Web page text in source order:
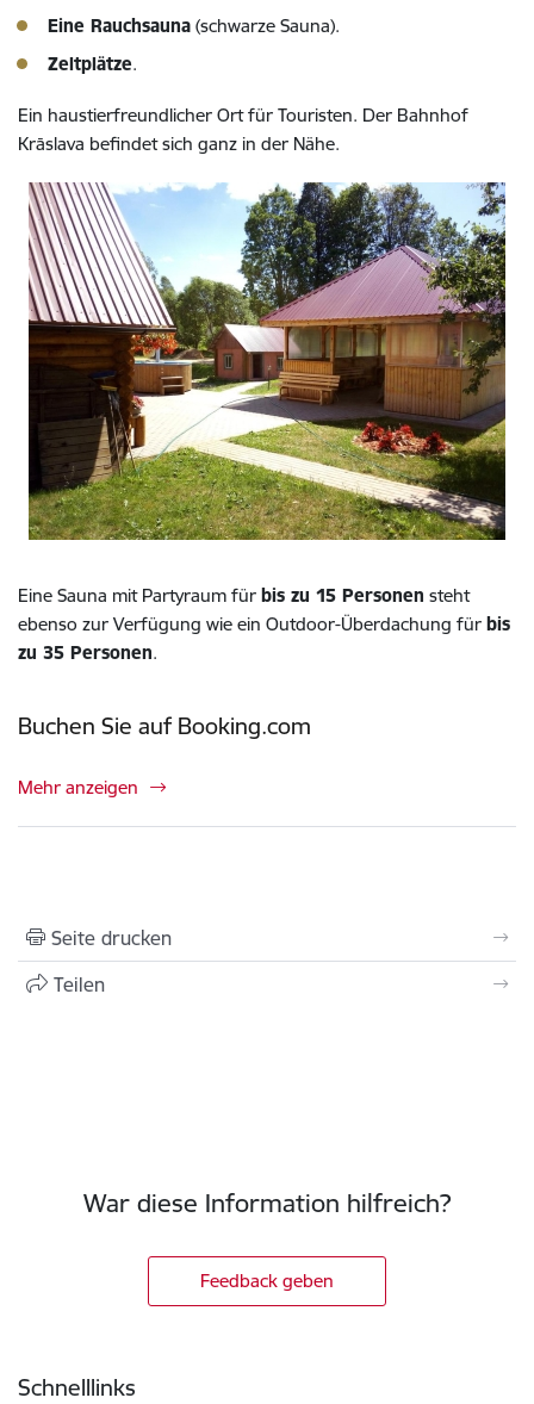
Eine Rauchsauna (schwarze Sauna).
Zeltplätze.
Ein haustierfreundlicher Ort für Touristen. Der Bahnhof
Krāslava befindet sich ganz in der Nähe.
Eine Sauna mit Partyraum für bis zu 15 Personen steht
ebenso zur Verfügung wie ein Outdoor-Überdachung für bis
zu 35 Personen.
Buchen Sie auf Booking.com
Mehr anzeigen
Seite drucken
Teilen
War diese Information hilfreich?
Feedback geben
Schnelllinks